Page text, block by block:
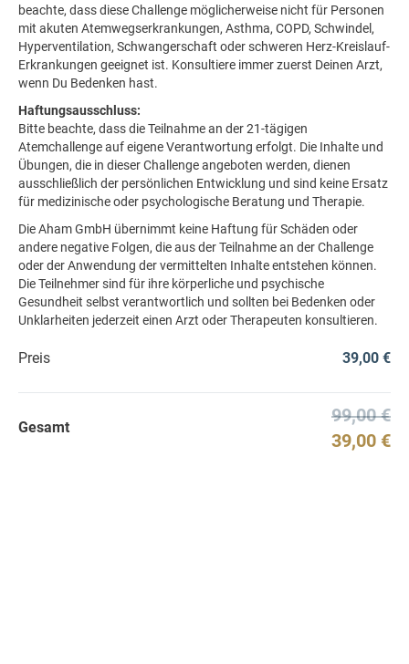
beachte, dass diese Challenge möglicherweise nicht für Personen
mit akuten Atemwegserkrankungen, Asthma, COPD, Schwindel,
Hyperventilation, Schwangerschaft oder schweren Herz-Kreislauf-
Erkrankungen geeignet ist. Konsultiere immer zuerst Deinen Arzt,
wenn Du Bedenken hast.
Haftungsausschluss:
Bitte beachte, dass die Teilnahme an der 21-tägigen
Atemchallenge auf eigene Verantwortung erfolgt. Die Inhalte und
Übungen, die in dieser Challenge angeboten werden, dienen
ausschließlich der persönlichen Entwicklung und sind keine Ersatz
für medizinische oder psychologische Beratung und Therapie.
Die Aham GmbH übernimmt keine Haftung für Schäden oder
andere negative Folgen, die aus der Teilnahme an der Challenge
oder der Anwendung der vermittelten Inhalte entstehen können.
Die Teilnehmer sind für ihre körperliche und psychische
Gesundheit selbst verantwortlich und sollten bei Bedenken oder
Unklarheiten jederzeit einen Arzt oder Therapeuten konsultieren.
Preis 39,00 €
Gesamt
99,00 €
39,00 €